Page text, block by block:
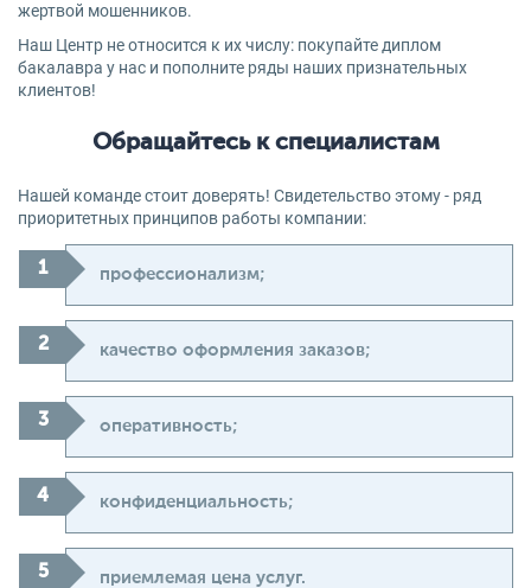
жертвой мошенников.
Наш Центр не относится к их числу: покупайте диплом
бакалавра у нас и пополните ряды наших признательных
клиентов!
Обращайтесь к специалистам
Нашей команде стоит доверять! Свидетельство этому - ряд
приоритетных принципов работы компании:
профессионализм;
качество оформления заказов;
оперативность;
конфиденциальность;
приемлемая цена услуг.